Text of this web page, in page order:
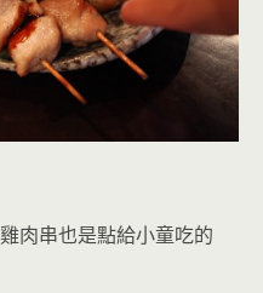
肉串也是點給小童吃的